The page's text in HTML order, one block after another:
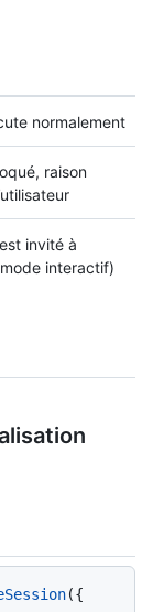
normalement
raison
invité à
interactif)
({